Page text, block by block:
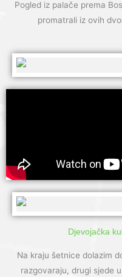
Pogled iz palače prema
promatrali iz ovih
Djevojačka
Na kraju šetnice dolazim
razgovaraju, drugi sjede